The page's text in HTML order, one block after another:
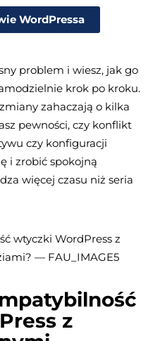
WordPressa
problem i wiesz, jak go
krok po kroku.
zahaczają o kilka
pewności, czy konflikt
czy konfiguracji
i zrobić spokojną
więcej czasu niż seria
z